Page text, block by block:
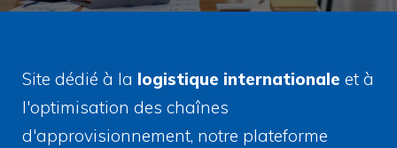
Site dédié à la logistique internationale et à
l'optimisation des chaînes
d'approvisionnement, notre plateforme